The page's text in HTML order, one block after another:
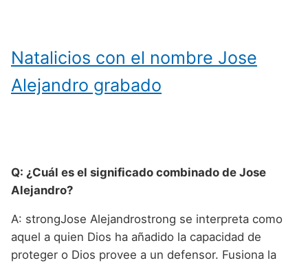
Natalicios con el nombre Jose
Alejandro grabado
Q: ¿Cuál es el significado combinado de Jose
Alejandro?
A: strongJose Alejandrostrong se interpreta como
aquel a quien Dios ha añadido la capacidad de
proteger o Dios provee a un defensor. Fusiona la